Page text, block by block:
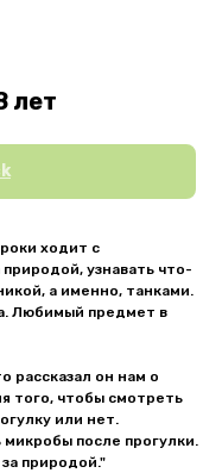
лет
ходит с
узнавать что-
а именно, танками.
Любимый предмет в
рассказал он нам о
того, чтобы смотреть
или нет.
после прогулки.
природой."